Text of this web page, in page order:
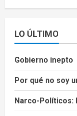
LO ÚLTIMO
Gobierno inepto
Por qué no soy
Narco-Políticos: